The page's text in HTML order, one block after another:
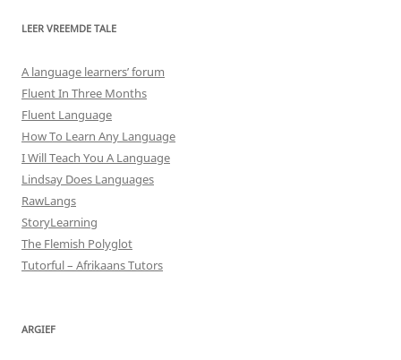
LEER VREEMDE TALE
A language learners’ forum
Fluent In Three Months
Fluent Language
How To Learn Any Language
I Will Teach You A Language
Lindsay Does Languages
RawLangs
StoryLearning
The Flemish Polyglot
Tutorful – Afrikaans Tutors
ARGIEF